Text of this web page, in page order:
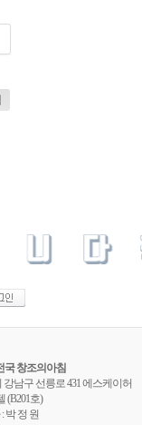
국 창조의아침
남구 선릉로 431 에스케이허
(B201호)
박 정 원